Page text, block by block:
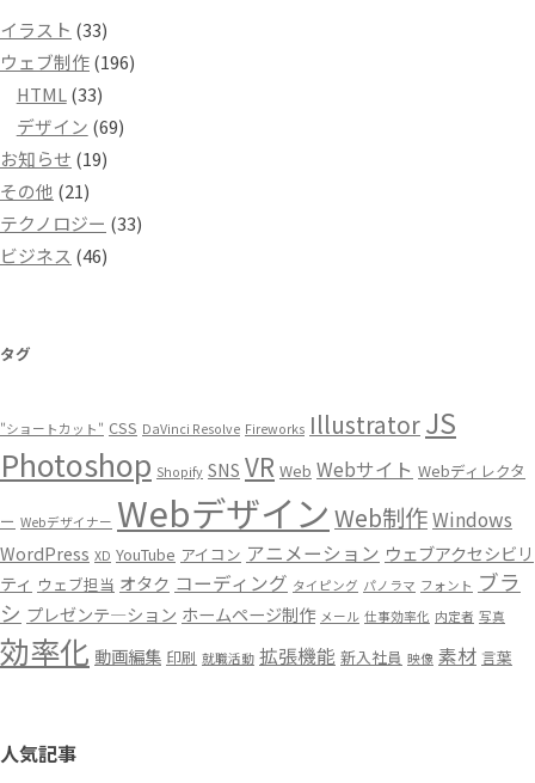
イラスト (33)
ウェブ制作(196)
HTML (33)
デザイン (69)
お知らせ (19)
その他 (21)
テクノロジー (33)
ビジネス (46)
タグ
"ショートカット" CSS DaVinci Resolve Fireworks IllustratorJS
Photoshop Shopify SNS VR Web Webサイト Webディレクタ
ー Webデザイナー Webデザイン Web制作Windows
WordPress XD YouTube アイコン アニメーション ウェブアクセシビリ
ティ ウェブ担当 オタク コーディング タイピング パノラマ フォント ブラ
シ プレゼンテ―ション ホームページ制作 メール 仕事効率化 内定者 写真
効率化 動画編集 印刷 就職活動 拡張機能 新入社員 映像 素材 言葉
人気記事